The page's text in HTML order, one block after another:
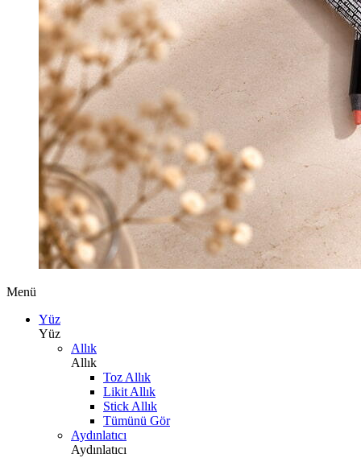
Menü
Yüz
Yüz
Allık
Allık
Toz Allık
Likit Allık
Stick Allık
Tümünü Gör
Aydınlatıcı
Aydınlatıcı